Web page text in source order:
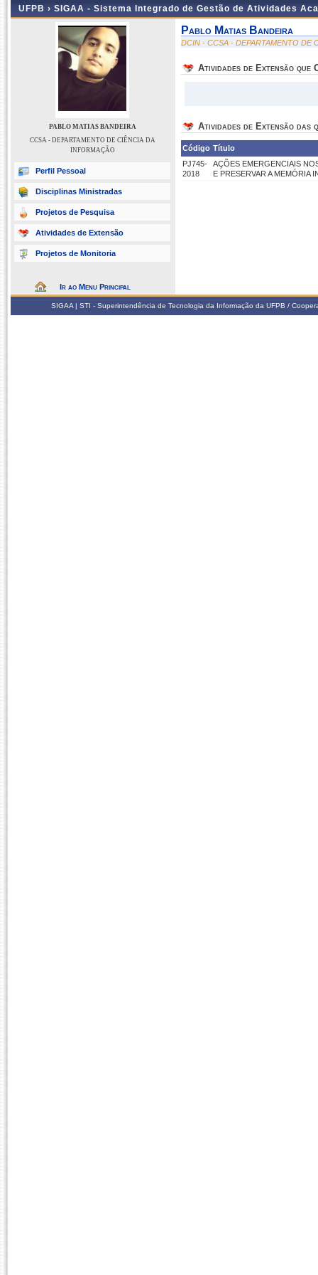
UFPB › SIGAA - Sistema Integrado de Gestão de Atividades
PABLO MATIAS BANDEIRA
CCSA - DEPARTAMENTO DE CIÊNCIA DA
INFORMAÇÃO
Perfil Pessoal
Disciplinas Ministradas
Projetos de Pesquisa
Atividades de Extensão
Projetos de Monitoria
Ir ao Menu Principal
Pablo Matias Bandeira
DCIN - CCSA - DEPARTAMENTO DE
Atividades de Extensão que
Atividades de Extensão das
Código Título
PJ745-
2018
AÇÕES EMERGENCIAIS
E PRESERVAR A MEMÓRIA
SIGAA | STI - Superintendência de Tecnologia da Informação da UFPB /